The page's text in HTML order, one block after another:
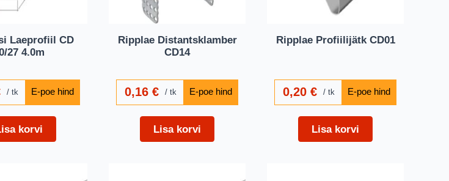
Laeprofiil CD
27 4.0m
tk
korvi
Ripplae Distantsklamber
CD14
0,16€ tk
Lisa korvi
Ripplae Profiilijätk CD01
0,20€ tk
Lisa korvi